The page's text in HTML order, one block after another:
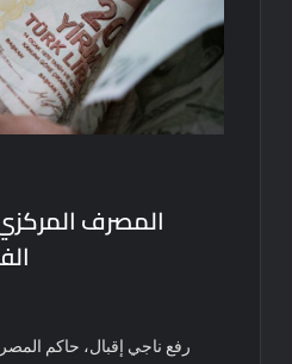
المصرف
رفع ناجي إقبال، حاكم